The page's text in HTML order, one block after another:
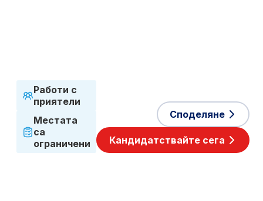
Работи с
приятели
Местата
са
ограничени
Споделяне
Кандидатствайте сега